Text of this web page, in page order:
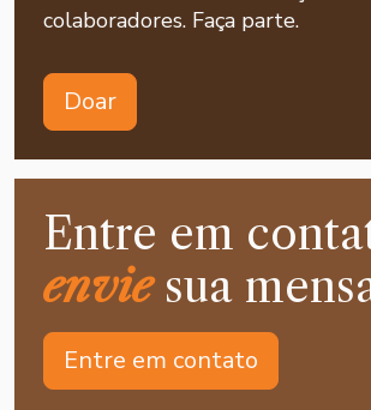
colaboradores. Faça parte.
Doar
Entre em
enviesua
Entre em contato